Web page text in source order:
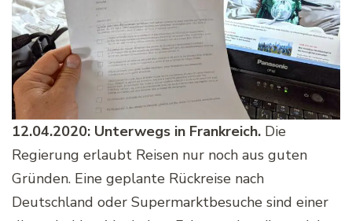
12.04.2020: Unterwegs in Frankreich. Die
Regierung erlaubt Reisen nur noch aus guten
Gründen. Eine geplante Rückreise nach
Deutschland oder Supermarktbesuche sind einer